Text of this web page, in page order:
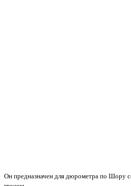
Он предназначен для дюрометра по Шору